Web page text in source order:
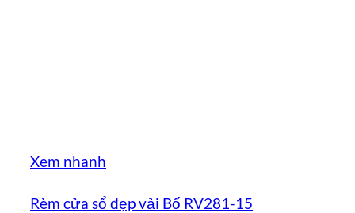
Xem nhanh
Rèm cửa sổ đẹp vải Bố RV281-15